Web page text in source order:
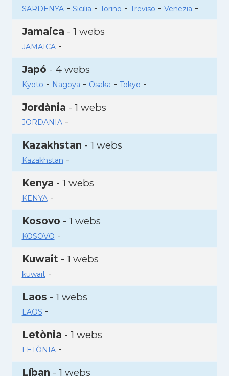
SARDENYA- Sicilia - Torino - Treviso - Venezia -
Jamaica - 1 webs
JAMAICA-
Japó - 4 webs
Kyoto - Nagoya - Osaka - Tokyo -
Jordània - 1 webs
JORDANIA-
Kazakhstan - 1 webs
Kazakhstan -
Kenya - 1 webs
KENYA-
Kosovo - 1 webs
KOSOVO -
Kuwait - 1 webs
kuwait-
Laos - 1 webs
LAOS -
Letònia - 1 webs
LETÒNIA-
Líban - 1 webs